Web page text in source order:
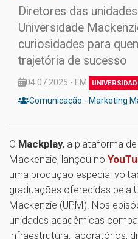
Diretores das
Universidade
curiosidades para
trajetória de sucesso
04.07.2025 - EM
Comunicação - Marketing
O Mackplay, a plataforma
Mackenzie, lançou no
uma produção especial
graduações oferecidas pela
Mackenzie (UPM). Nos
unidades acadêmicas
infraestrutura, laboratórios,